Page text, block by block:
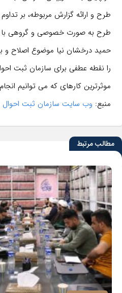
طرح و ارائه گزارش مربوطه، بر
طرح به صورت خصوصی و گروهی با
حمید درخشان نیا موضوع اصلاح و
را نقطه عطفی برای سازمان ثبت
موثرترین کارهای که می توانیم
منبع: وب سایت سازمان ثبت
مطالب مرتبط